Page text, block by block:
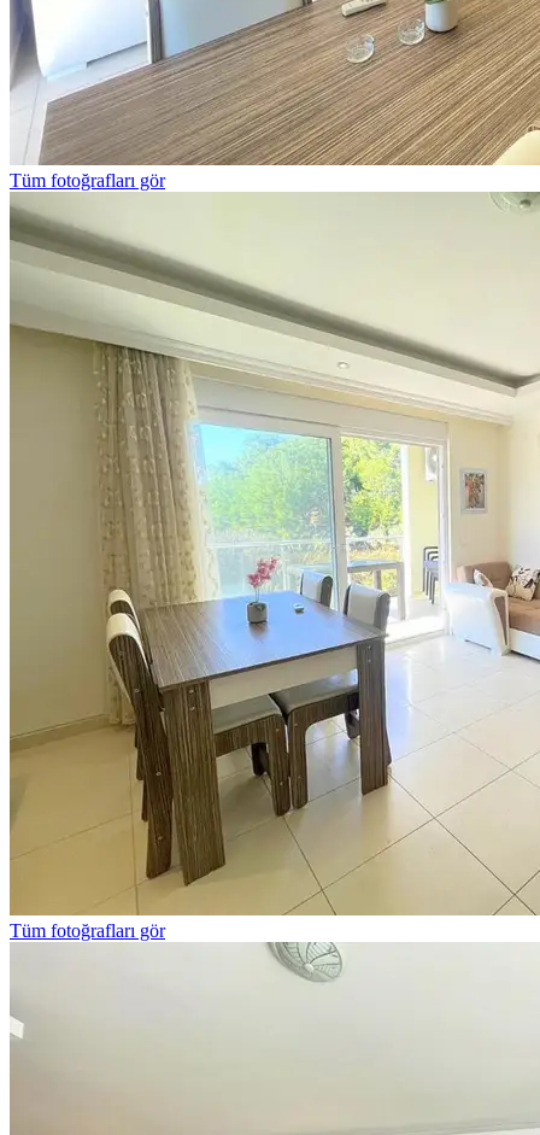
Tüm fotoğrafları gör
Tüm fotoğrafları gör